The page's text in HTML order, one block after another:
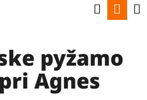
Hľadať
pyžamo
Agnes